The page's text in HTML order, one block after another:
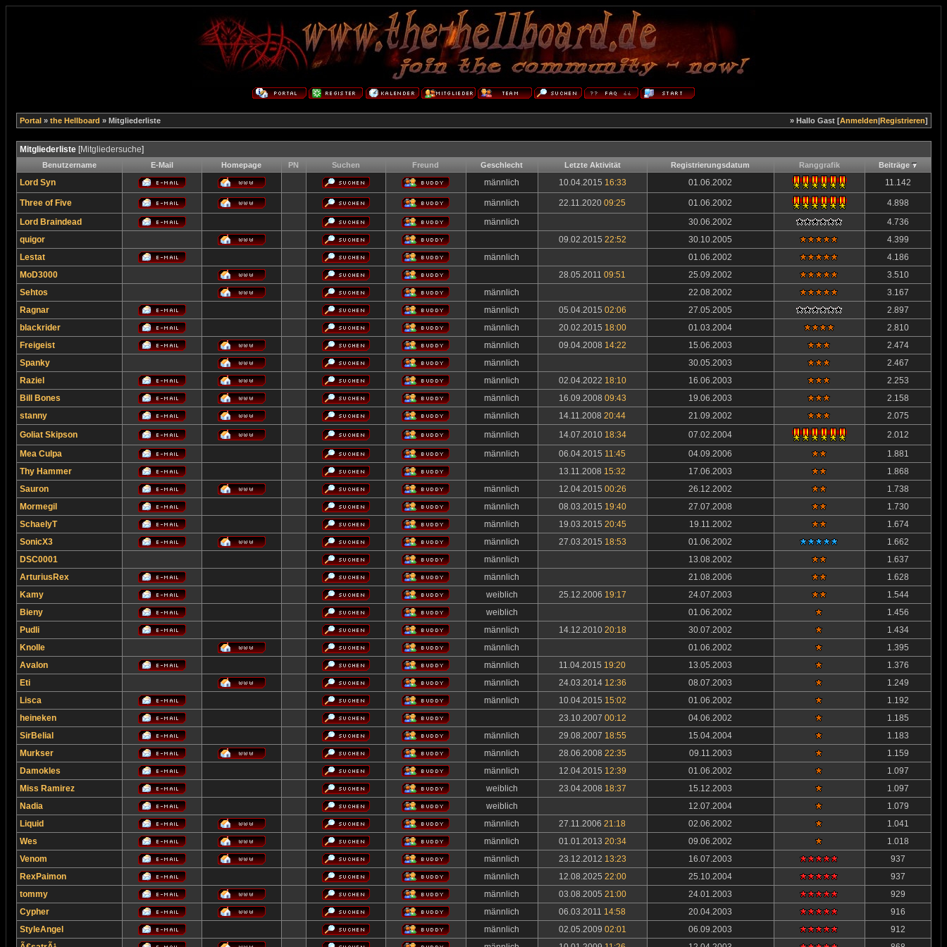
Portal» the Hellboard » Mitgliederliste » Hallo Gast [Anmelden|Registrieren]
Mitgliederliste[Mitgliedersuche]
Benutzername E-Mail Homepage PN Suchen Freund Geschlecht Letzte Aktivität Registrierungsdatum Ranggrafik Beiträge
Lord Syn männlich 10.04.2015 16:33 01.06.2002 11.142
Three of Five männlich 22.11.2020 09:25 01.06.2002
4.898
Lord Braindead
männlich 30.06.2002
4.736
quigor
09.02.2015 22:52 30.10.2005
4.399
Lestat
männlich 01.06.2002
4.186
MoD3000
28.05.2011 09:51 25.09.2002
3.510
Sehtos
männlich 22.08.2002
3.167
Ragnar
männlich 05.04.2015 02:06 27.05.2005
2.897
blackrider
männlich 20.02.2015 18:00 01.03.2004
2.810
Freigeist
männlich 09.04.2008 14:22 15.06.2003
2.474
Spanky
männlich 30.05.2003
2.467
Raziel
männlich 02.04.2022 18:10 16.06.2003
2.253
Bill Bones
männlich 16.09.2008 09:43 19.06.2003
2.158
stanny
männlich 14.11.2008 20:44 21.09.2002
2.075
Goliat Skipson
männlich 14.07.2010 18:34 07.02.2004
2.012
Mea Culpa
männlich 06.04.2015 11:45 04.09.2006
1.881
Thy Hammer
13.11.2008 15:32 17.06.2003
1.868
Sauron
männlich 12.04.2015 00:26 26.12.2002
1.738
Mormegil
männlich 08.03.2015 19:40 27.07.2008
1.730
SchaelyT
männlich 19.03.2015 20:45 19.11.2002
1.674
SonicX3
männlich 27.03.2015 18:53 01.06.2002
1.662
DSC0001
männlich 13.08.2002
1.637
ArturiusRex
männlich 21.08.2006
1.628
Kamy
weiblich 25.12.2006 19:17 24.07.2003
1.544
Bieny
weiblich 01.06.2002
1.456
Pudli
männlich 14.12.2010 20:18 30.07.2002
1.434
Knolle
männlich 01.06.2002
1.395
Avalon
männlich 11.04.2015 19:20 13.05.2003
1.376
Eti
männlich 24.03.2014 12:36 08.07.2003
1.249
Lisca
männlich 10.04.2015 15:02 01.06.2002
1.192
heineken
23.10.2007 00:12 04.06.2002
1.185
SirBelial
männlich 29.08.2007 18:55 15.04.2004
1.183
Murkser
männlich 28.06.2008 22:35 09.11.2003
1.159
Damokles
männlich 12.04.2015 12:39 01.06.2002
1.097
Miss Ramirez
weiblich 23.04.2008 18:37 15.12.2003
1.097
Nadia
weiblich 12.07.2004
1.079
Liquid
männlich 27.11.2006 21:18 02.06.2002
1.041
Wes
männlich 01.01.2013 20:34 09.06.2002
1.018
Venom
männlich 23.12.2012 13:23 16.07.2003
937
RexPaimon
männlich 12.08.2025 22:00 25.10.2004
937
tommy
männlich 03.08.2005 21:00 24.01.2003
929
Cypher
männlich 06.03.2011 14:58 20.04.2003
916
StyleAngel
männlich 02.05.2009 02:01 06.09.2003
912